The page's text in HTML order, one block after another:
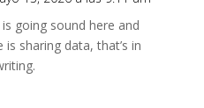
going sound here and
sharing data, that’s in